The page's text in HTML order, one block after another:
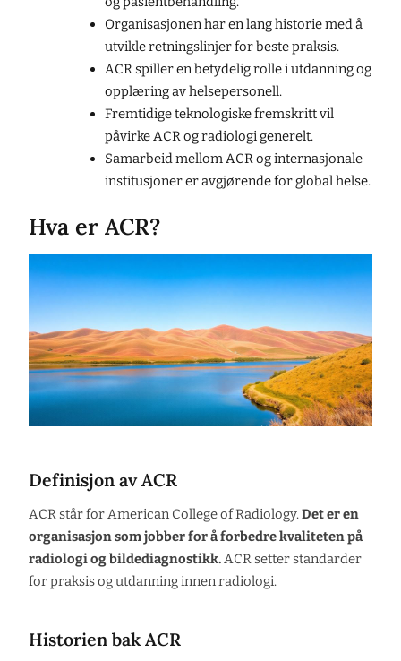
Organisasjonen har en lang historie med å
utvikle retningslinjer for beste praksis.
ACR spiller en betydelig rolle i utdanning og
opplæring av helsepersonell.
Fremtidige teknologiske fremskritt vil
påvirke ACR og radiologi generelt.
Samarbeid mellom ACR og internasjonale
institusjoner er avgjørende for global helse.
Hva er ACR?
Definisjon av ACR
ACR står for American College of Radiology.Det er en
organisasjon som jobber for å forbedre kvaliteten på
radiologi og bildediagnostikk.ACR setter standarder
for praksis og utdanning innen radiologi.
Historien bak ACR